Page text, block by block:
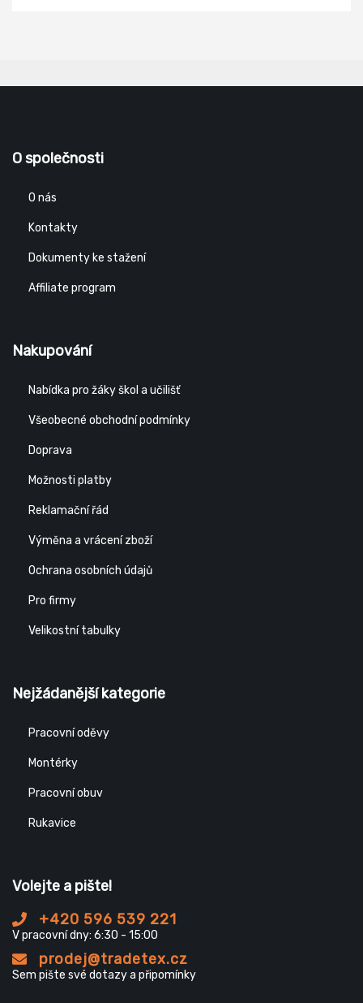
O společnosti
O nás
Kontakty
Dokumenty ke stažení
Affiliate program
Nakupování
Nabídka pro žáky škol a učilišť
Všeobecné obchodní podmínky
Doprava
Možnosti platby
Reklamační řád
Výměna a vrácení zboží
Ochrana osobních údajů
Pro firmy
Velikostní tabulky
Nejžádanější kategorie
Pracovní oděvy
Montérky
Pracovní obuv
Rukavice
Volejte a pište!
+420 596 539 221
V pracovní dny: 6:30 - 15:00
prodej@tradetex.cz
Sem pište své dotazy a připomínky